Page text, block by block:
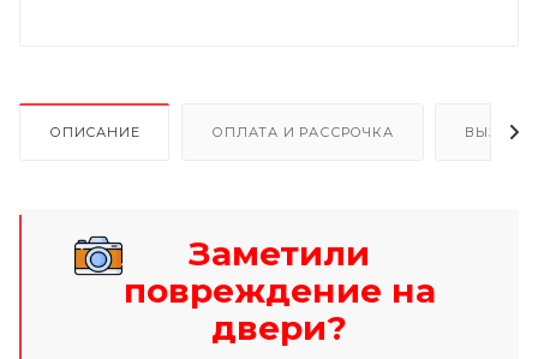
ОПИСАНИЕ ОПЛАТА И РАССРОЧКА ВЫЗОВ
Заметили
повреждение на
двери?